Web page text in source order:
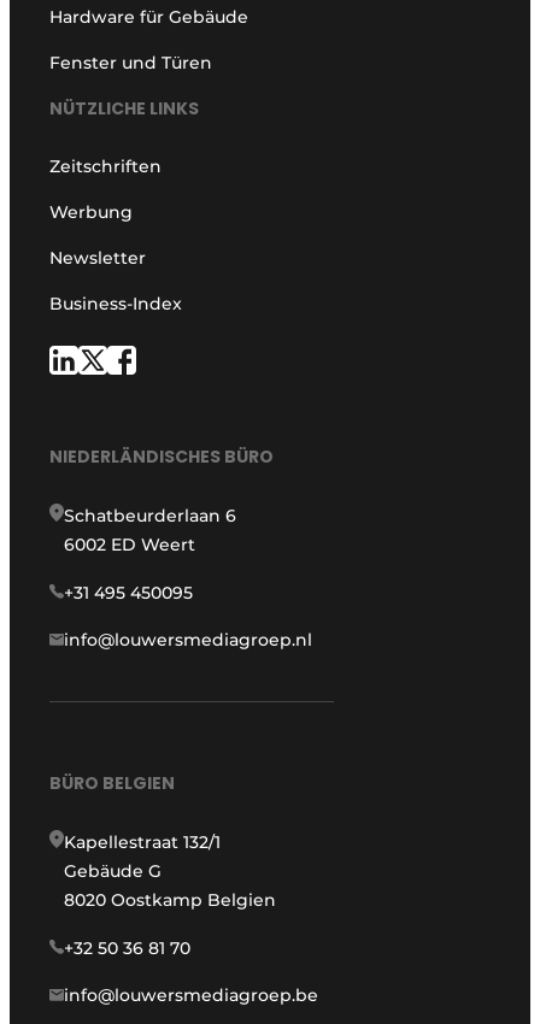
Hardware für Gebäude
Fenster und Türen
NÜTZLICHE LINKS
Zeitschriften
Werbung
Newsletter
Business-Index
NIEDERLÄNDISCHES BÜRO
Schatbeurderlaan 6
6002 ED Weert
+31 495 450095
info@louwersmediagroep.nl
BÜRO BELGIEN
Kapellestraat 132/1
Gebäude G
8020 Oostkamp Belgien
+32 50 36 81 70
info@louwersmediagroep.be